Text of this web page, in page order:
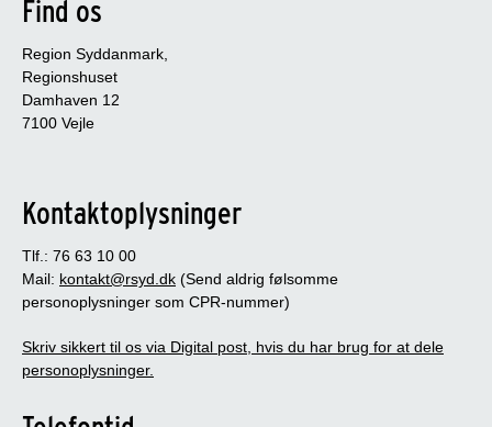
Find os
Region Syddanmark,
Regionshuset
Damhaven 12
7100 Vejle
Kontaktoplysninger
Tlf.: 76 63 10 00
Mail: kontakt@rsyd.dk (Send aldrig følsomme
personoplysninger som CPR-nummer)
Skriv sikkert til os via Digital post, hvis du har brug for at dele
personoplysninger.